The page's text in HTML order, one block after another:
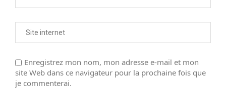
Enregistrez mon nom, mon adresse e-mail et mon
site Web dans ce navigateur pour la prochaine fois que
je commenterai.